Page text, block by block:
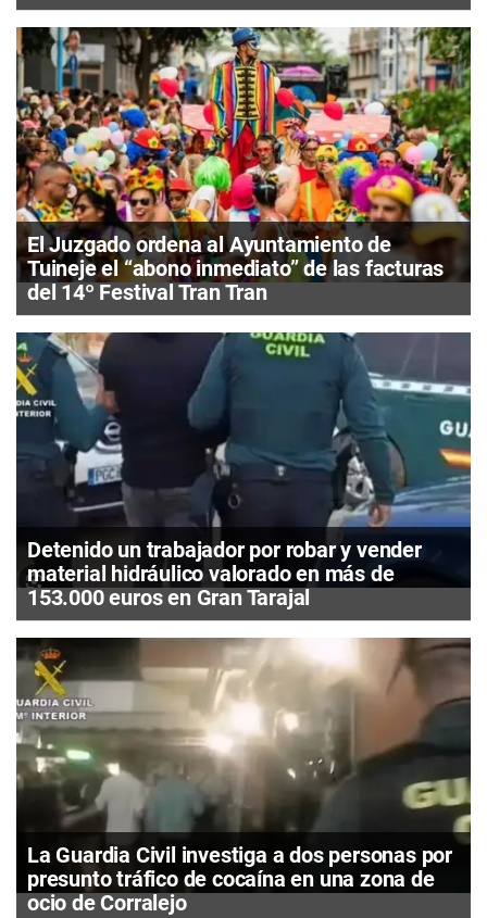
El Juzgado ordena al Ayuntamiento de
Tuineje el “abono inmediato” de las facturas
del 14º Festival Tran Tran
Detenido un trabajador por robar y vender
material hidráulico valorado en más de
153.000 euros en Gran Tarajal
La Guardia Civil investiga a dos personas por
presunto tráfico de cocaína en una zona de
ocio de Corralejo